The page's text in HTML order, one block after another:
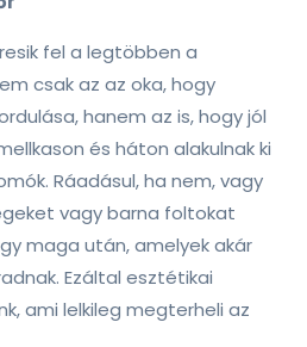
fel a legtöbben a
csak az az oka, hogy
hanem az is, hogy jól
és háton alakulnak ki
Ráadásul, ha nem, vagy
vagy barna foltokat
maga után, amelyek akár
Ezáltal esztétikai
ami lelkileg megterheli az